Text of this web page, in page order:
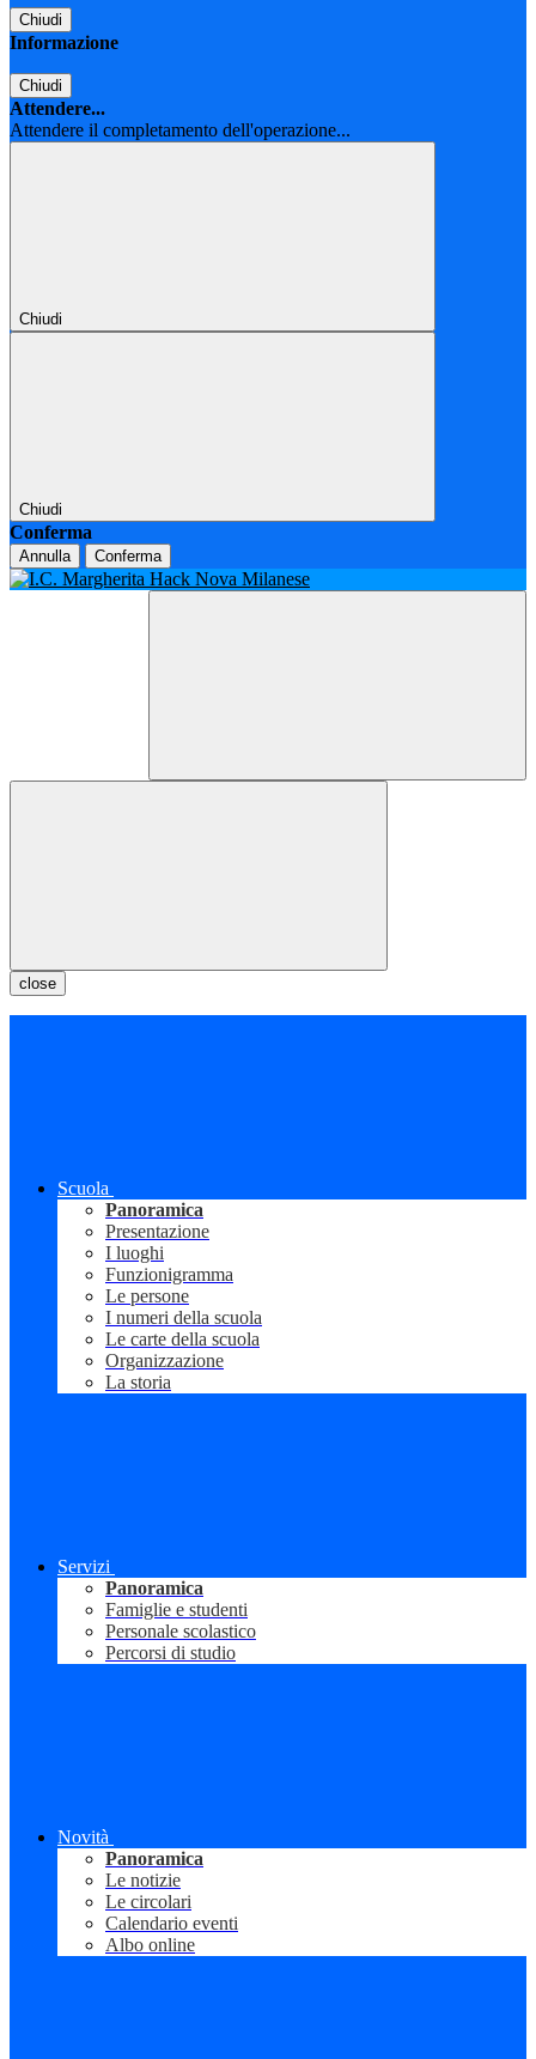
Chiudi
Informazione
Chiudi
Attendere...
Attendere il completamento dell'operazione...
Chiudi
Chiudi
Conferma
Annulla Conferma
close
Scuola
Panoramica
Presentazione
I luoghi
Funzionigramma
Le persone
I numeri della scuola
Le carte della scuola
Organizzazione
La storia
Servizi
Panoramica
Famiglie e studenti
Personale scolastico
Percorsi di studio
Novità
Panoramica
Le notizie
Le circolari
Calendario eventi
Albo online